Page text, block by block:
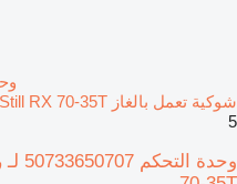
شوكية تعمل بالغاز Still RX 70-35T
5